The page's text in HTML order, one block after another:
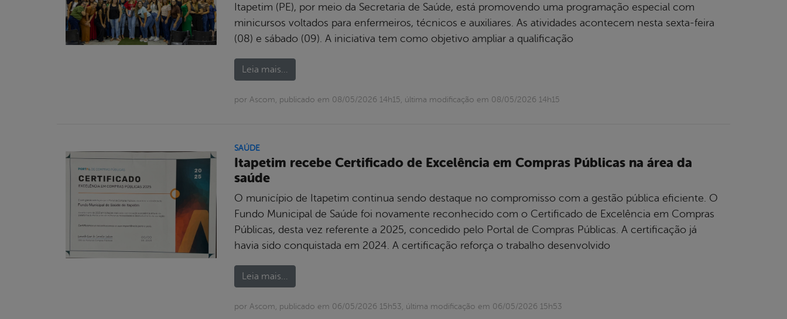
Itapetim (PE), por meio da Secretaria de Saúde, está promovendo uma programação especial com
minicursos voltados para enfermeiros, técnicos e auxiliares. As atividades acontecem nesta sexta-feira
(08) e sábado (09). A iniciativa tem como objetivo ampliar a qualificação
Leia mais...
por Ascom, publicado em 08/05/2026 14h15, última modificação em 08/05/2026 14h15
SAÚDE
Itapetim recebe Certificado de Excelência em Compras Públicas na área da
saúde
O município de Itapetim continua sendo destaque no compromisso com a gestão pública eficiente. O
Fundo Municipal de Saúde foi novamente reconhecido com o Certificado de Excelência em Compras
Públicas, desta vez referente a 2025, concedido pelo Portal de Compras Públicas. A certificação já
havia sido conquistada em 2024. A certificação reforça o trabalho desenvolvido
Leia mais...
por Ascom, publicado em 06/05/2026 15h53, última modificação em 06/05/2026 15h53